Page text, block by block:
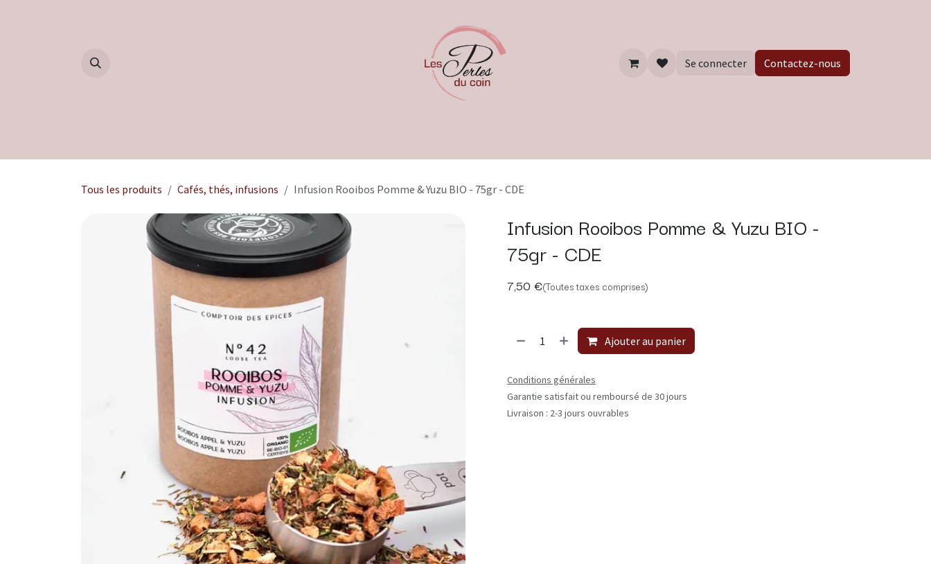
Se connecter Contactez-nous
Tous les produits Cafés, thés, infusions Infusion Rooibos Pomme & Yuzu BIO - 75gr - CDE
Infusion Rooibos Pomme & Yuzu BIO -
75gr - CDE
7,50 €(Toutes taxes comprises)
Ajouter au panier
Conditions générales
Garantie satisfait ou remboursé de 30 jours
Livraison : 2-3 jours ouvrables